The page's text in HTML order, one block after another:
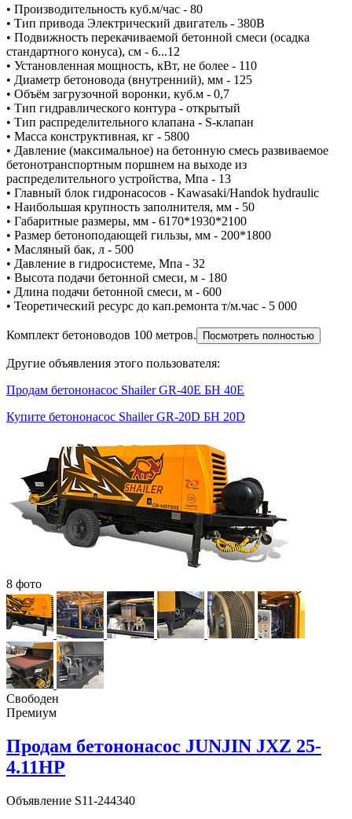
• Производительность куб.м/час - 80
• Тип привода Электрический двигатель - 380В
• Подвижность перекачиваемой бетонной смеси (осадка
стандартного конуса), см - 6...12
• Установленная мощность, кВт, не более - 110
• Диаметр бетоновода (внутренний), мм - 125
• Объём загрузочной воронки, куб.м - 0,7
• Тип гидравлического контура - открытый
• Тип распределительного клапана - S-клапан
• Масса конструктивная, кг - 5800
• Давление (максимальное) на бетонную смесь развиваемое
бетонотранспортным поршнем на выходе из
распределительного устройства, Мпа - 13
• Главный блок гидронасосов - Kawasaki/Handok hydraulic
• Наибольшая крупность заполнителя, мм - 50
• Габаритные размеры, мм - 6170*1930*2100
• Размер бетоноподающей гильзы, мм - 200*1800
• Масляный бак, л - 500
• Давление в гидросистеме, Мпа - 32
• Высота подачи бетонной смеси, м - 180
• Длина подачи бетонной смеси, м - 600
• Теоретический ресурс до кап.ремонта т/м.час - 5 000
Комплект бетоноводов 100 метров. Посмотреть полностью
Другие объявления этого пользователя:
Продам бетононасос Shailer GR-40E БН 40E
Купите бетононасос Shailer GR-20D БН 20D
8 фото
Свободен
Премиум
Продам бетононасос JUNJIN JXZ 25-
4.11HP
Объявление S11-244340